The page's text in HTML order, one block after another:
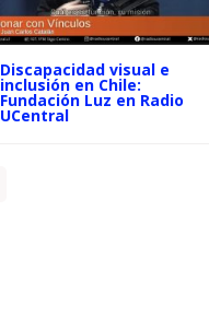
Discapacidad visual e
inclusión en Chile:
Fundación Luz en Radio
UCentral